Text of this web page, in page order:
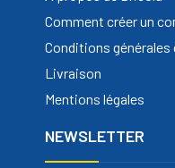
Comment créer un
Conditions générales
Livraison
Mentions légales
NEWSLETTER